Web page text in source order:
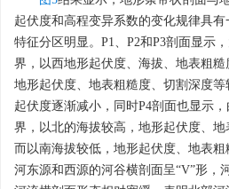
起伏度和高程变异系数的变化规律具
特征分区明显。P1、P2和P3剖面显示
界，以西地形起伏度、海拔、地表粗
地形起伏度、地表粗糙度、切割深度等
起伏度逐渐减小，同时P4剖面也显示
界，以北的海拔较高，地形起伏度、地
而以南海拔较低，地形起伏度、地表
河东源和西源的河谷横剖面呈“V”形，